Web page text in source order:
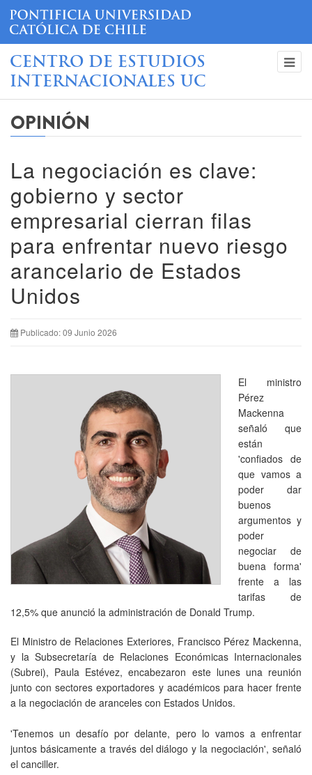
CENTRO DE ESTUDIOS
INTERNACIONALES UC
OPINIÓN
La negociación es clave:
gobierno y sector
empresarial cierran filas
para enfrentar nuevo riesgo
arancelario de Estados
Unidos
Publicado: 09 Junio 2026
El ministro
Pérez
Mackenna
señaló que
están
'confiados de
que vamos a
poder dar
buenos
argumentos y
poder
negociar de
buena forma'
frente a las
tarifas de
12,5% que anunció la administración de Donald Trump.
El Ministro de Relaciones Exteriores, Francisco Pérez Mackenna,
y la Subsecretaría de Relaciones Económicas Internacionales
(Subrei), Paula Estévez, encabezaron este lunes una reunión
junto con sectores exportadores y académicos para hacer frente
a la negociación de aranceles con Estados Unidos.
'Tenemos un desafío por delante, pero lo vamos a enfrentar
juntos básicamente a través del diálogo y la negociación', señaló
el canciller.